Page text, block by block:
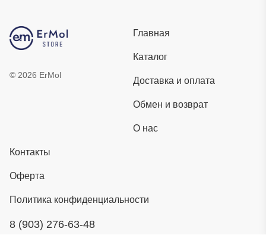
© 2026 ErMol
Главная
Каталог
Доставка и оплата
Обмен и возврат
О нас
Контакты
Оферта
Политика конфиденциальности
8 (903) 276-63-48